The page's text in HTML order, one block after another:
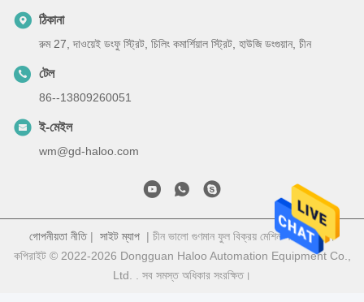
ঠিকানা
রুম 27, দাওয়েই ডংফু স্ট্রিট, চিলিং কমার্শিয়াল স্ট্রিট, হাউজি ডংগুয়ান, চীন
টেল
86--13809260051
ই-মেইল
wm@gd-haloo.com
গোপনীয়তা নীতি| সাইট ম্যাপ| চীন ভালো গুণমান ফুল বিক্রয় মেশিন সরবরাহকারী।
কপিরাইট © 2022-2026 Dongguan Haloo Automation Equipment Co.,
Ltd. . সব সমস্ত অধিকার সংরক্ষিত।